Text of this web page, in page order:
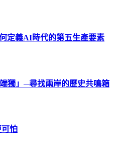
定義AI時代的第五生產要素
獨」─尋找兩岸的歷史共鳴箱
怕